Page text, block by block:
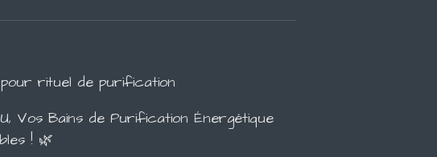
rituel de purification
Vos Bains de Purification Énergétique
! 🌿